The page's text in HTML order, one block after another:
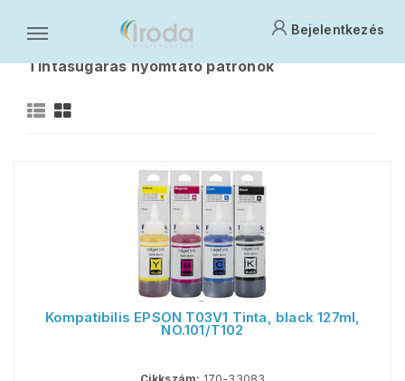
Bejelentkezés
Nyomtatók, tonerek, tintapatronok
Tintasugaras nyomtató patronok
Kompatibilis EPSON T03V1 Tinta, black 127ml,
NO.101/T102